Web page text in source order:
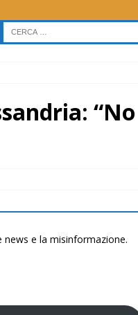
“No
e la misinformazione.